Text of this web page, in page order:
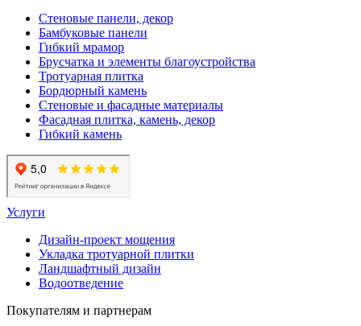
Стеновые панели, декор
Бамбуковые панели
Гибкий мрамор
Брусчатка и элементы благоустройства
Тротуарная плитка
Бордюрный камень
Стеновые и фасадные материалы
Фасадная плитка, камень, декор
Гибкий камень
Услуги
Дизайн-проект мощения
Укладка тротуарной плитки
Ландшафтный дизайн
Водоотведение
Покупателям и партнерам